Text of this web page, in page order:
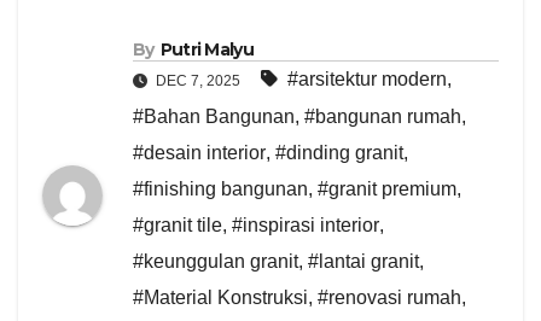
By Putri Malyu
DEC 7, 2025 #arsitektur modern,
#Bahan Bangunan, #bangunan rumah,
#desain interior, #dinding granit,
#finishing bangunan, #granit premium,
#granit tile, #inspirasi interior,
#keunggulan granit, #lantai granit,
#Material Konstruksi, #renovasi rumah,